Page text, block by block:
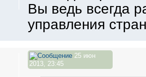
Вы ведь всегда
управления
25 июн
2013, 23:45